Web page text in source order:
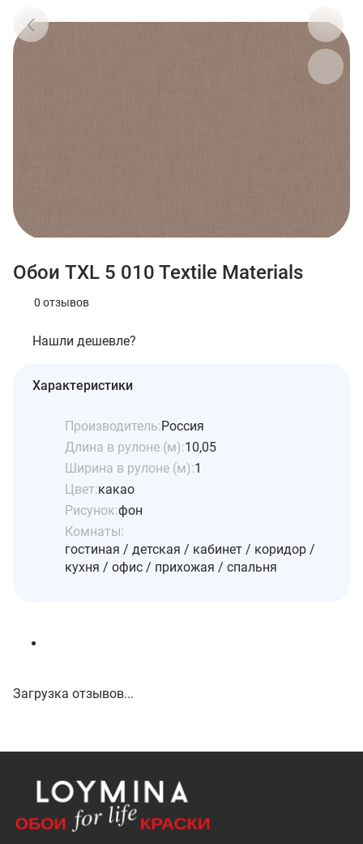
Обои TXL 5 010 Textile Materials
0 отзывов
Нашли дешевле?
Характеристики
Производитель:Россия
Длина в рулоне (м):10,05
Ширина в рулоне (м):1
Цвет:какао
Рисунок:фон
Комнаты:
гостиная / детская / кабинет / коридор /
кухня / офис / прихожая / спальня
Загрузка отзывов...